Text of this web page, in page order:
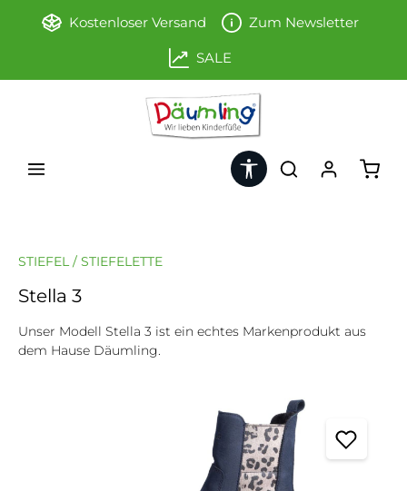
Zum Hauptinhalt springen
Kostenloser Versand Zum Newsletter
SALE
Werkzeugleiste anzeigen
STIEFEL / STIEFELETTE
Stella 3
Unser Modell Stella 3 ist ein echtes Markenprodukt aus
dem Hause Däumling.